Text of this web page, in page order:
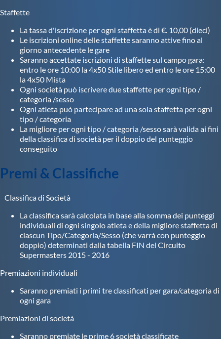
Staffette
La tassa d'iscrizione per ogni staffetta è di €. 10,00 (dieci)
Le iscrizioni online delle staffette saranno attive fino al
giorno antecedente le gare
Saranno accettate iscrizioni di staffette sul campo gara:
entro le ore 10:00 la 4x50 Stile libero ed entro le ore 15:00
la 4x50 Mista
Ogni società può iscrivere due staffette per ogni tipo /
categoria /sesso
Ogni atleta può partecipare ad una sola staffetta per ogni
tipo / categoria
La migliore per ogni tipo / categoria /sesso sarà valida ai fini
della classifica di società per il doppio del punteggio
conseguito
Premi & Classifiche
Classifica di Società
La classifica sarà calcolata in base alla somma dei punteggi
individuali di ogni singolo atleta e della migliore staffetta di
ciascun Tipo/Categoria/Sesso (che varrà con punteggio
doppio) determinati dalla tabella FIN del Circuito
Supermasters 2015 - 2016
Premiazioni individuali
Saranno premiati i primi tre classificati per gara/categoria di
ogni gara
Premiazioni di società
Saranno premiate le prime 6 società classificate